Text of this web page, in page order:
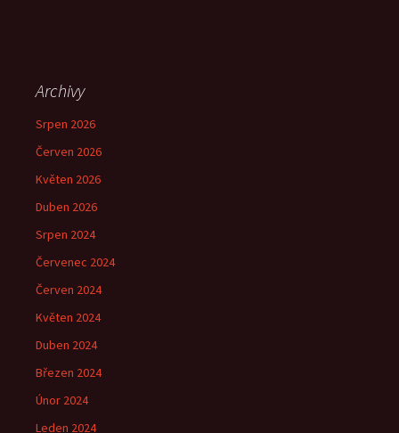
Archivy
Srpen 2026
Červen 2026
Květen 2026
Duben 2026
Srpen 2024
Červenec 2024
Červen 2024
Květen 2024
Duben 2024
Březen 2024
Únor 2024
Leden 2024